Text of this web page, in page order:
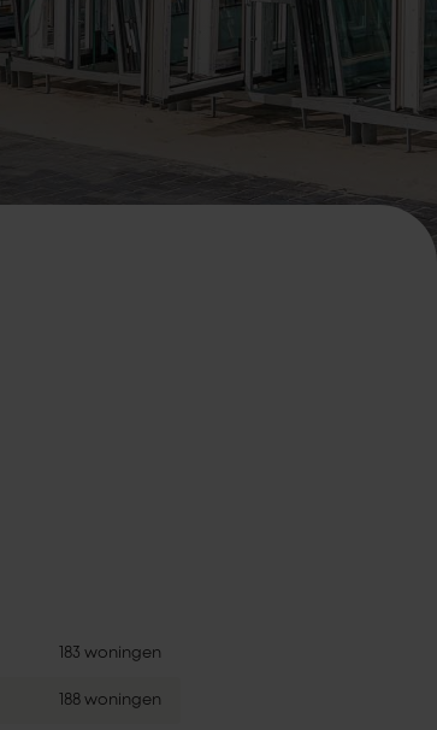
183 woningen
188 woningen